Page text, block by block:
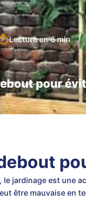
Lecture en6 min
pour
le jardinage est une
être mauvaise en